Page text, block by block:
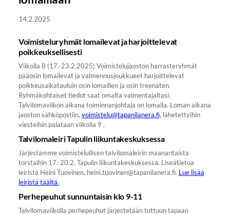
14.2.2025
Voimisteluryhmät lomailevat ja harjoittelevat
poikkeuksellisesti
Viikolla 8 (17.-23.2.2025) Voimistelujaoston harrasteryhmät
pääosin lomailevat ja valmennusjoukkueet harjoittelevat
poikkeusaikatauluin osin lomaillen ja osin treenaten.
Ryhmäkohtaiset tiedot saat omalta valmentajaltasi.
Talvilomaviikon aikana toiminnanjohtaja on lomalla. Loman aikana
jaoston sähköpostiin, voimistelu@tapanilanera.fi, lähetettyihin
viesteihin palataan viikolla 9 .
Talvilomaleiri Tapulin liikuntakeskuksessa
Järjestämme voimistelullisen talvilomaleirin maanantaista
torstaihin 17.-20.2. Tapulin liikuntakeskuksessa. Liseätietoa
leiristä Heini Tuovinen, heini.tuovinen@tapanilanera.fi. Lue lisää
leiristä täältä.
Perhepeuhut sunnuntaisin klo 9-11
Talvilomaviikolla perhepeuhut järjestetään tuttuun tapaan